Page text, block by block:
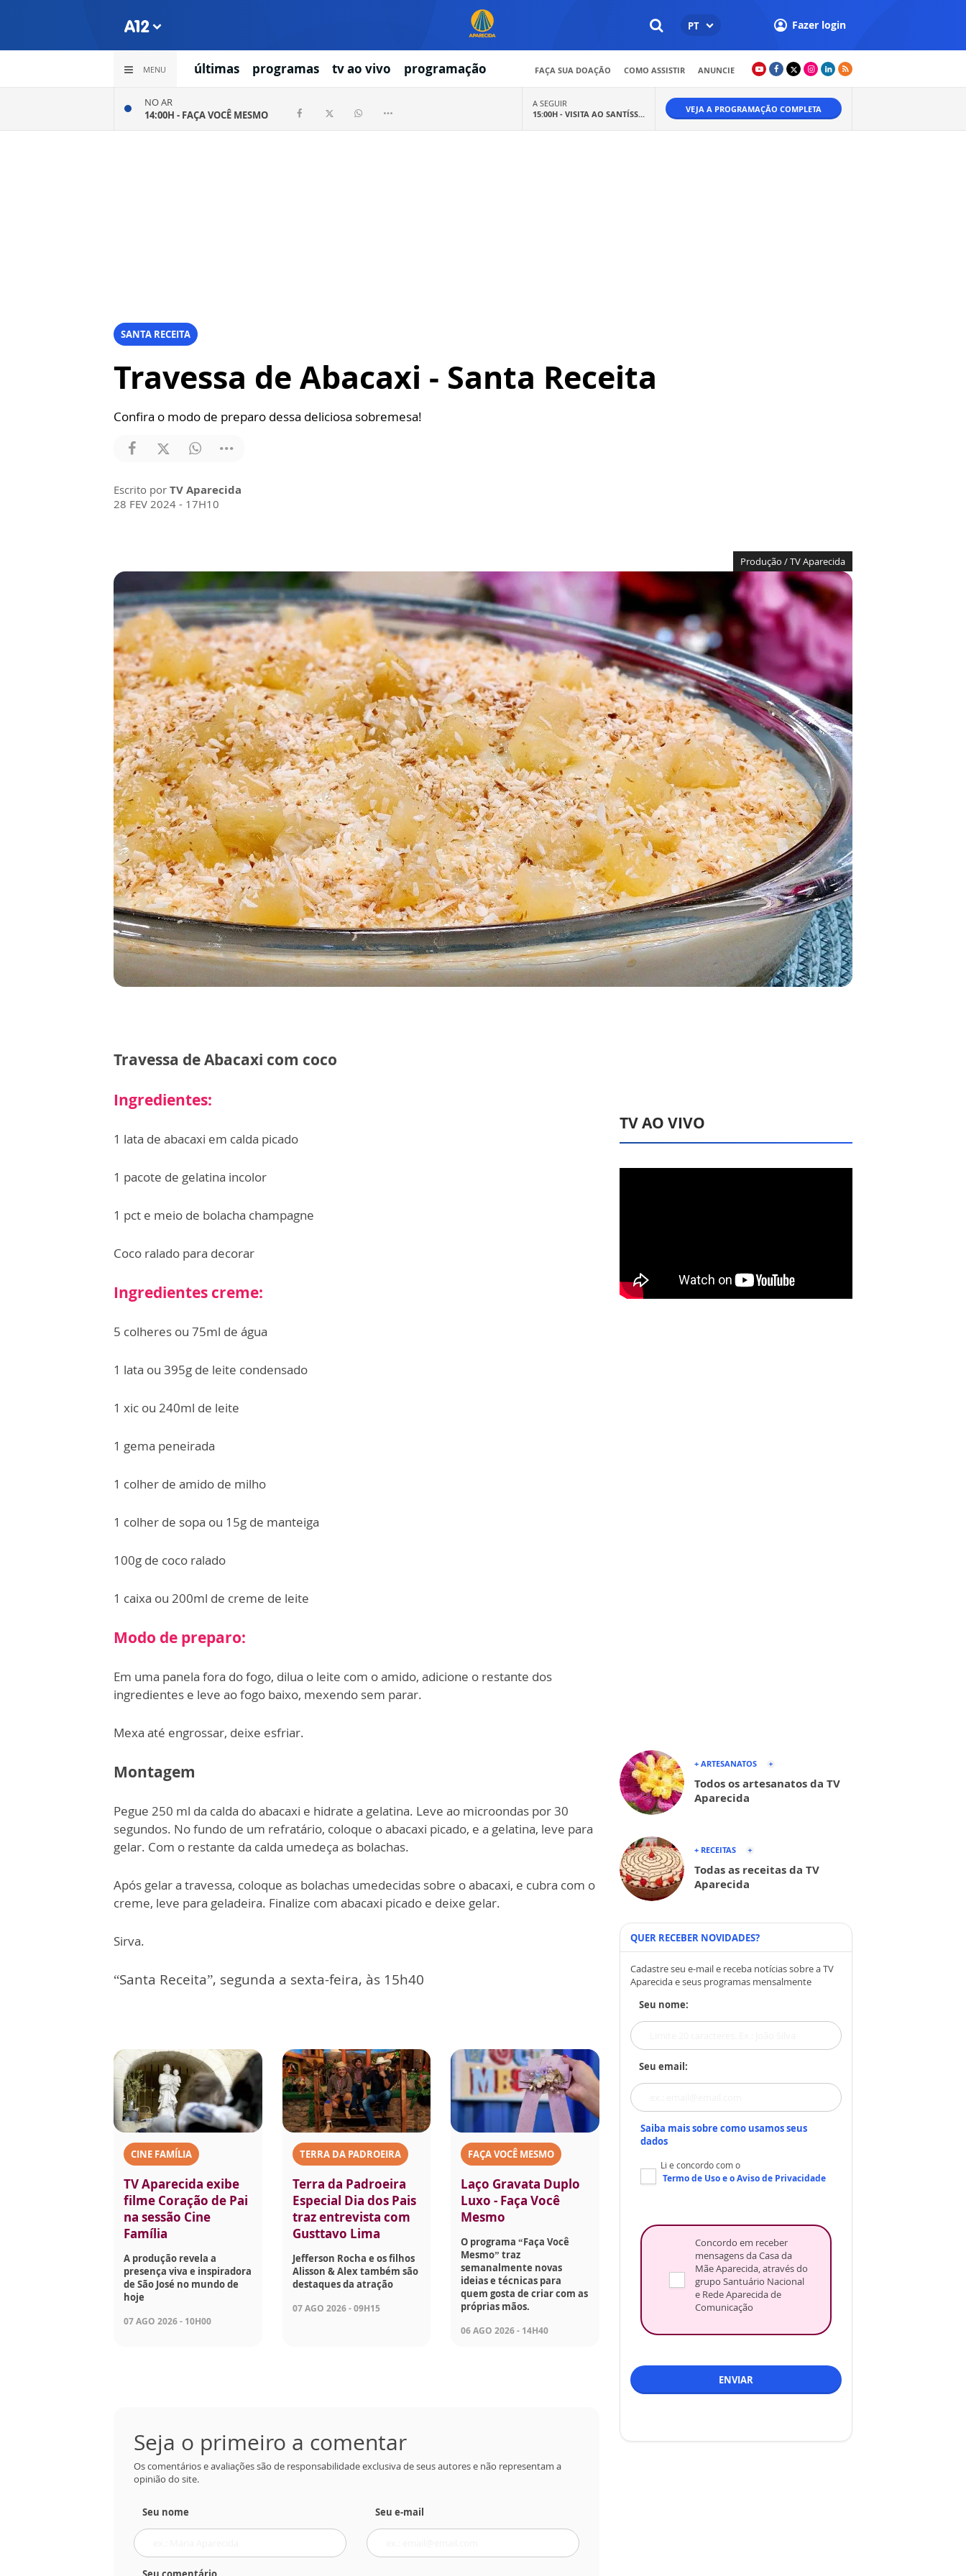
PT Fazer login
MENU últimas programas tv ao vivo programação FAÇA SUA DOAÇÃO COMO ASSISTIR ANUNCIE
NO AR
14:00H - FAÇA VOCÊ MESMO
A SEGUIR
15:00H - VISITA AO SANTÍSS... VEJA A PROGRAMAÇÃO COMPLETA
SANTA RECEITA
Travessa de Abacaxi - Santa Receita
Confira o modo de preparo dessa deliciosa sobremesa!
Escrito por TV Aparecida
28 FEV 2024 - 17H10
Produção / TV Aparecida
Travessa de Abacaxi com coco
Ingredientes:
1 lata de abacaxi em calda picado
1 pacote de gelatina incolor
1 pct e meio de bolacha champagne
Coco ralado para decorar
Ingredientes creme:
5 colheres ou 75ml de água
1 lata ou 395g de leite condensado
1 xic ou 240ml de leite
1 gema peneirada
1 colher de amido de milho
1 colher de sopa ou 15g de manteiga
100g de coco ralado
1 caixa ou 200ml de creme de leite
Modo de preparo:
Em uma panela fora do fogo, dilua o leite com o amido, adicione o restante dos
ingredientes e leve ao fogo baixo, mexendo sem parar.
Mexa até engrossar, deixe esfriar.
Montagem
Pegue 250 ml da calda do abacaxi e hidrate a gelatina. Leve ao microondas por 30
segundos. No fundo de um refratário, coloque o abacaxi picado, e a gelatina, leve para
gelar. Com o restante da calda umedeça as bolachas.
Após gelar a travessa, coloque as bolachas umedecidas sobre o abacaxi, e cubra com o
creme, leve para geladeira. Finalize com abacaxi picado e deixe gelar.
Sirva.
“Santa Receita”, segunda a sexta-feira, às 15h40
CINE FAMÍLIA
TV Aparecida exibe
filme Coração de Pai
na sessão Cine
Família
A produção revela a
presença viva e inspiradora
de São José no mundo de
hoje
07 AGO 2026 - 10H00
TERRA DA PADROEIRA
Terra da Padroeira
Especial Dia dos Pais
traz entrevista com
Gusttavo Lima
Jefferson Rocha e os filhos
Alisson & Alex também são
destaques da atração
07 AGO 2026 - 09H15
FAÇA VOCÊ MESMO
Laço Gravata Duplo
Luxo - Faça Você
Mesmo
O programa “Faça Você
Mesmo” traz
semanalmente novas
ideias e técnicas para
quem gosta de criar com as
próprias mãos.
06 AGO 2026 - 14H40
Seja o primeiro a comentar
Os comentários e avaliações são de responsabilidade exclusiva de seus autores e não representam a
opinião do site.
Seu nome Seu e-mail
TV AO VIVO
+ ARTESANATOS
Todos os artesanatos da TV
Aparecida
+ RECEITAS
Todas as receitas da TV
Aparecida
QUER RECEBER NOVIDADES?
Cadastre seu e-mail e receba notícias sobre a TV
Aparecida e seus programas mensalmente
Seu nome:
Seu email:
Saiba mais sobre como usamos seus
dados
Li e concordo com o
Termo de Usoe oAviso de Privacidade
Concordo em receber
mensagens da Casa da
Mãe Aparecida, através do
grupo Santuário Nacional
e Rede Aparecida de
Comunicação
ENVIAR